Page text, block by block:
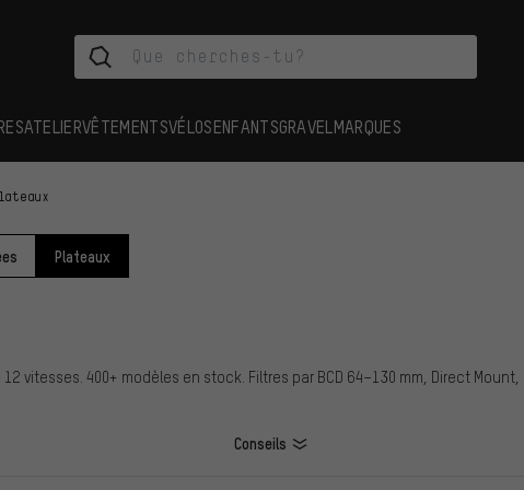
ATELIERVÊTEMENTSVÉLOSENFANTSGRAVEL MARQUES
Plateaux
12 vitesses. 400+ modèles en stock. Filtres par BCD 64–130 mm, Direct
Conseils